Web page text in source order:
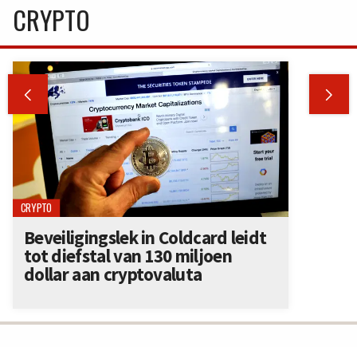
CRYPTO
 
CRYPTO
Beveiligingslek in Coldcard leidt
tot diefstal van 130 miljoen
dollar aan cryptovaluta